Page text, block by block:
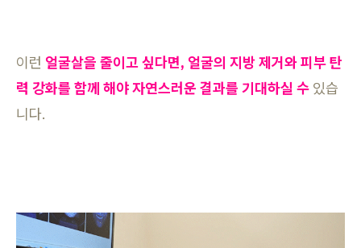
이런 얼굴살을 줄이고 싶다면, 얼굴의 지방 제거와 피부 탄
력 강화를 함께 해야 자연스러운 결과를 기대하실 수 있습
니다.